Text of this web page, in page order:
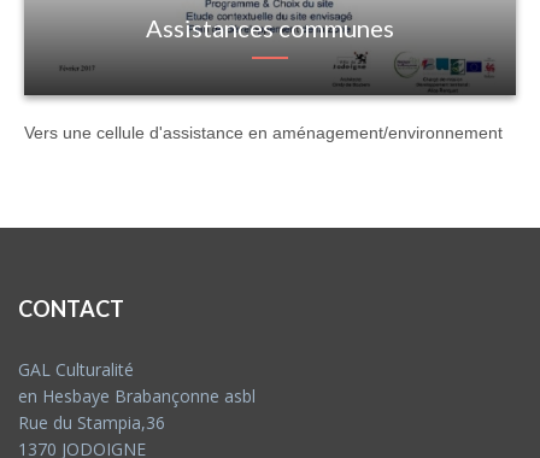
Assistances communes
Vers une cellule d'assistance en aménagement/environnement
CONTACT
GAL Culturalité
en Hesbaye Brabançonne asbl
Rue du Stampia,36
1370 JODOIGNE